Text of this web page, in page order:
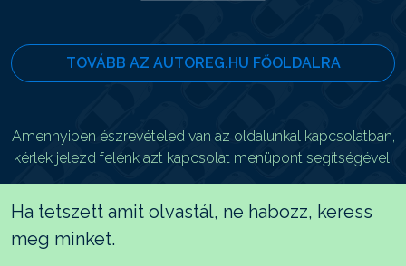
TOVÁBB AZ AUTOREG.HU FŐOLDALRA
Amennyiben észrevételed van az oldalunkal kapcsolatban,
kérlek jelezd felénk azt kapcsolat menüpont segítségével.
Ha tetszett amit olvastál, ne habozz, keress
meg minket.